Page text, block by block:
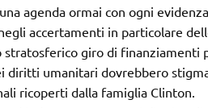
agenda ormai con ogni
accertamenti in particolare
stratosferico giro di finanziamenti
diritti umanitari dovrebbero
ricoperti dalla famiglia Clinton.